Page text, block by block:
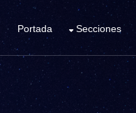
Portada Secciones